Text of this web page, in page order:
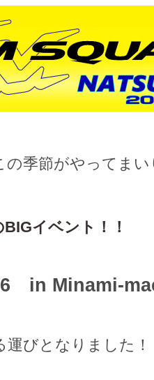
催！
の季節がやってま
BIGイベント！！
in Minami-
びとなりました！